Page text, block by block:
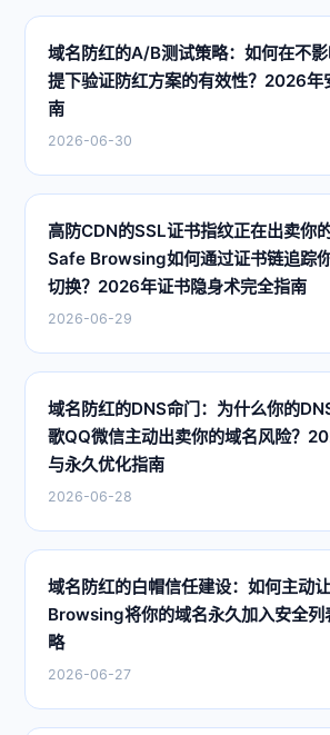
域名防红的A/B测试策略：如何在不
提下验证防红方案的有效性？2026年
南
2026-06-30
高防CDN的SSL证书指纹正在出卖你
Safe Browsing如何通过证书链追踪
切换？2026年证书隐身术完全指南
2026-06-29
域名防红的DNS命门：为什么你的
歌QQ微信主动出卖你的域名风险？
与永久优化指南
2026-06-28
域名防红的白帽信任建设：如何主动
Browsing将你的域名永久加入安全
略
2026-06-27